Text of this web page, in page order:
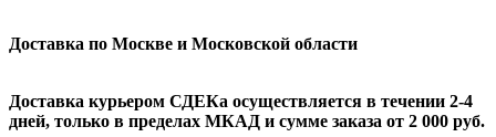
Доставка по Москве и Московской области
Доставка курьером СДЕКа осуществляется в течении 2-4
дней, только в пределах МКАД и сумме заказа от 2 000 руб.